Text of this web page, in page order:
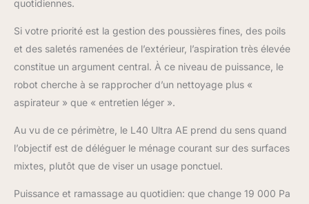
des salissures
profondes dans les
espaces confinés]
Grâce à la technologie
flexible MopExtend, le
robot aspirateur glisse
meubles, sur les
interstices et près des
bords pour une
couverture étendue [
Évite jusqu'à 120 types
quotidiennes.
Si votre priorité est la gestion des poussières fines, des poils
et des saletés ramenées de l’extérieur, l’aspiration très élevée
constitue un argument central. À ce niveau de puissance, le
robot cherche à se rapprocher d’un nettoyage plus «
aspirateur » que « entretien léger ».
Au vu de ce périmètre, le L40 Ultra AE prend du sens quand
l’objectif est de déléguer le ménage courant sur des surfaces
mixtes, plutôt que de viser un usage ponctuel.
Puissance et ramassage au quotidien: que change 19 000 Pa